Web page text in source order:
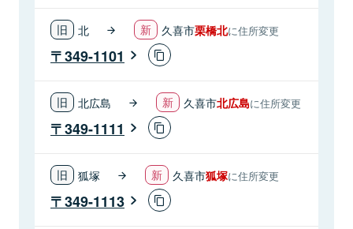
北 久喜市栗橋北に住所変更
349-1101
北広島 久喜市北広島に住所変更
349-1111
狐塚 久喜市狐塚に住所変更
349-1113